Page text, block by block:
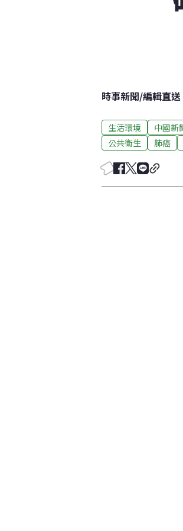
時事新聞/編輯直送
生活環境
中國新
公共衛生
肺癌